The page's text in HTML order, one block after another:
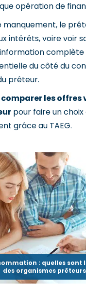
opération de
manquement, le
intérêts, voire voir
du côté du
prêteur.
comparer les offres
pour faire un choix
grâce au TAEG.
: quelles sont
des organismes